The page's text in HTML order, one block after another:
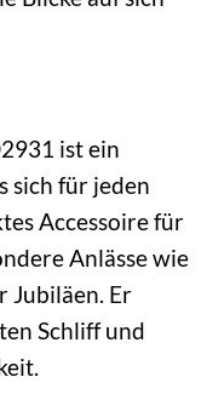
ist ein
sich für jeden
Accessoire für
Anlässe wie
Jubiläen. Er
Schliff und